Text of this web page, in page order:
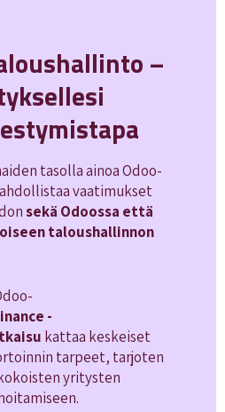
–
tasolla ainoa Odoo-
vaatimukset
sekä Odoossa että
taloushallinnon
-
kattaa keskeiset
tarpeet, tarjoten
yritysten